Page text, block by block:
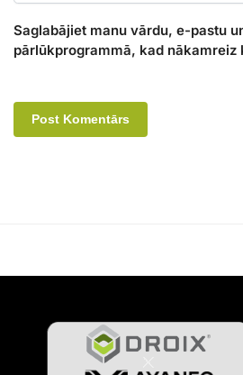
Saglabājiet manu vārdu, e-pastu
pārlūkprogrammā, kad nākamreiz